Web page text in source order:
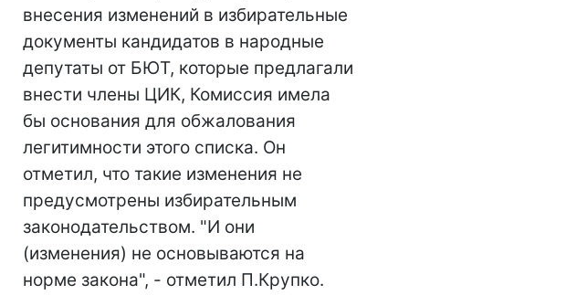
внесения изменений в избирательные
документы кандидатов в народные
депутаты от БЮТ, которые предлагали
внести члены ЦИК, Комиссия имела
бы основания для обжалования
легитимности этого списка. Он
отметил, что такие изменения не
предусмотрены избирательным
законодательством. "И они
(изменения) не основываются на
норме закона", - отметил П.Крупко.